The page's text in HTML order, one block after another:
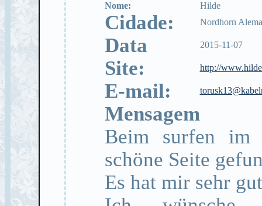
Nome: Hilde
Cidade: Nordhorn
Data 2015-11-07
Site: http://
E-mail:
Mensagem
Beim surfen im
schöne Seite
Es hat mir sehr